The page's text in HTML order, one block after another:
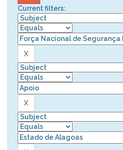
Current filters: